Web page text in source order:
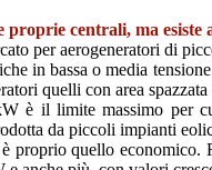
centrali, ma esiste
per aerogeneratori di
in bassa o media
quelli con area
è il limite massimo per
da piccoli impianti
è proprio quello